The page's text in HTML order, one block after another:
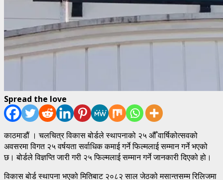
Spread the love
काठमाडौं । चलचित्र विकास बोर्डले स्थापनाको २५ औँ वार्षिकोत्सवको
अवसरमा विगत २५ वर्षयता सर्वाधिक कमाई गर्ने फिल्मलाई सम्मान गर्ने भएको
छ। बोर्डले विज्ञप्ति जारी गरी २५ फिल्मलाई सम्मान गर्ने जानकारी दिएको हो।
विकास बोर्ड स्थापना भएको मितिबाट २०८२ साल जेठको मसान्तसम्म रिलिजमा